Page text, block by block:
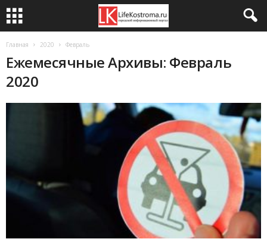
Главная 2020 Февраль
Ежемесячные Архивы: Февраль
2020